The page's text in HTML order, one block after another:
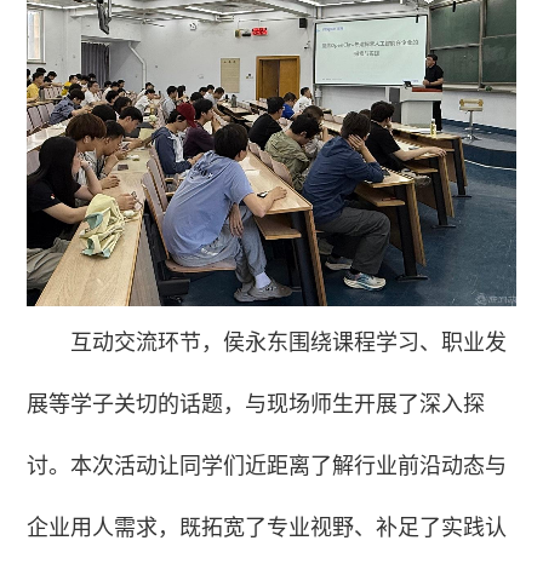
互动交流环节，侯永东围绕课程学习、职业发
展等学子关切的话题，与现场师生开展了深入探
讨。本次活动让同学们近距离了解行业前沿动态与
企业用人需求，既拓宽了专业视野、补足了实践认